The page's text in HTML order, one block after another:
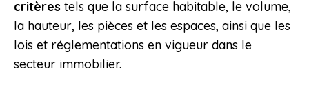
critères tels que la surface habitable, le volume,
la hauteur, les pièces et les espaces, ainsi que les
lois et réglementations en vigueur dans le
secteur immobilier.